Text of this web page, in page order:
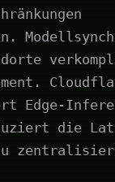
Edge-
die